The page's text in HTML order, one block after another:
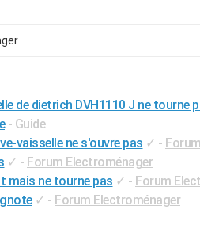
de dietrich DVH1110 J ne tourne
- Guide
vaisselle ne s'ouvre pas ✓ -
✓ - Forum Electroménager
mais ne tourne pas ✓ - Forum
✓ - Forum Electroménager